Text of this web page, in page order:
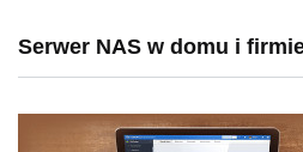
Serwer NAS w domu i